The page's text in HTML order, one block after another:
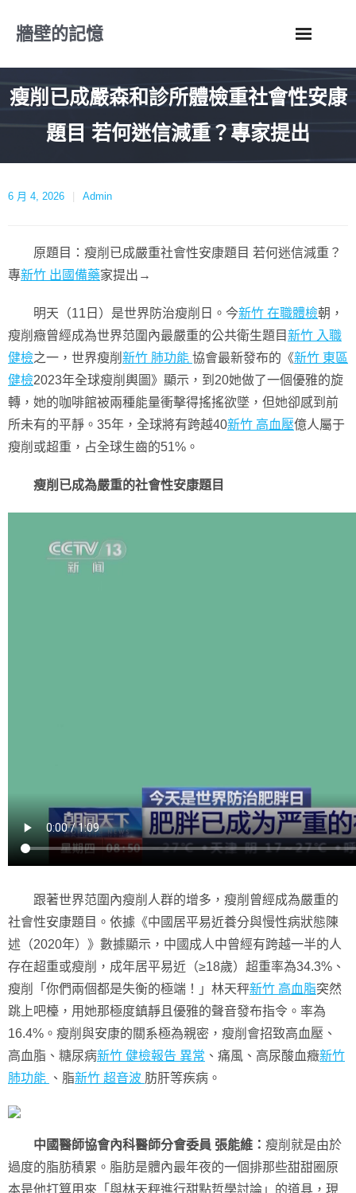
牆壁的記憶
瘦削已成嚴森和診所體檢重社會性安康
題目 若何迷信減重？專家提出
6 月 4, 2026 Admin
原題目：瘦削已成嚴重社會性安康題目 若何迷信減重？
專新竹 出國備藥家提出→
明天（11日）是世界防治瘦削日。今新竹 在職體檢朝，
瘦削癥曾經成為世界范圍內最嚴重的公共衛生題目新竹 入職
健檢之一，世界瘦削 新竹 肺功能 協會最新發布的《新竹 東區
健檢2023年全球瘦削輿圖》顯示，到20她做了一個優雅的旋
轉，她的咖啡館被兩種能量衝擊得搖搖欲墜，但她卻感到前
所未有的平靜。35年，全球將有跨越40新竹 高血壓億人屬于
瘦削或超重，占全球生齒的51%。
瘦削已成為嚴重的社會性安康題目
跟著世界范圍內瘦削人群的增多，瘦削曾經成為嚴重的
社會性安康題目。依據《中國居平易近養分與慢性病狀態陳
述（2020年）》數據顯示，中國成人中曾經有跨越一半的人
存在超重或瘦削，成年居平易近（≥18歲）超重率為34.3%、
瘦削「你們兩個都是失衡的極端！」林天秤新竹 高血脂突然
跳上吧檯，用她那極度鎮靜且優雅的聲音發布指令。率為
16.4%。瘦削與安康的關系極為親密，瘦削會招致高血壓、
高血脂、糖尿病新竹 健檢報告 異常 、痛風、高尿酸血癥新竹
肺功能
、脂新竹 超音波 肪肝等疾病。
中國醫師協會內科醫師分會委員 張能維： 瘦削就是由於
過度的脂肪積累。脂肪是體內最年夜的一個排那些甜甜圈原
本是他打算用來「與林天秤進行甜點哲學討論」的道具，現